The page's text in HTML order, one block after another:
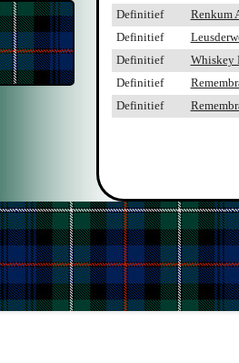
Definitief
Renkum
Definitief
Definitief
Whiskey
Definitief
Definitief